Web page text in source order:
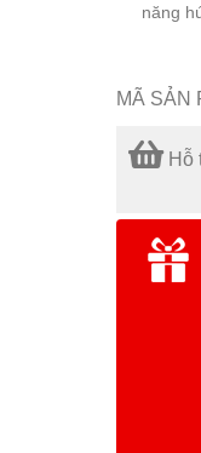
năng
MÃ SẢN
Hỗ